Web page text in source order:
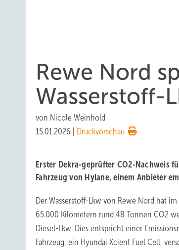
Rewe Nord
Wasserstoff-
von Nicole Weinhold
15.01.2026
Druckvorschau
Erster Dekra-geprüfter CO2-Nachweis
Fahrzeug von Hylane, einem Anbieter
Der Wasserstoff-Lkw von Rewe Nord hat
65.000 Kilometern rund 48 Tonnen CO2
Diesel-Lkw. Dies entspricht einer
Fahrzeug, ein Hyundai Xcient Fuel Cell,